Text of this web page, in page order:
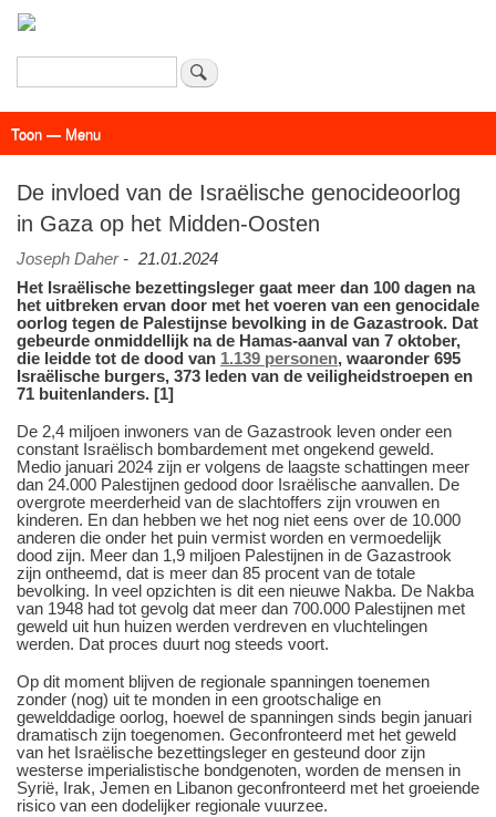
inhoud
Zoeken
Menu
Toon — Menu
De invloed van de Israëlische genocideoorlog
in Gaza op het Midden-Oosten
Joseph Daher- 21.01.2024
Het Israëlische bezettingsleger gaat meer dan 100 dagen na
het uitbreken ervan door met het voeren van een genocidale
oorlog tegen de Palestijnse bevolking in de Gazastrook. Dat
gebeurde onmiddellijk na de Hamas-aanval van 7 oktober,
die leidde tot de dood van 1.139 personen, waaronder 695
Israëlische burgers, 373 leden van de veiligheidstroepen en
71 buitenlanders. [1]
De 2,4 miljoen inwoners van de Gazastrook leven onder een
constant Israëlisch bombardement met ongekend geweld.
Medio januari 2024 zijn er volgens de laagste schattingen meer
dan 24.000 Palestijnen gedood door Israëlische aanvallen. De
overgrote meerderheid van de slachtoffers zijn vrouwen en
kinderen. En dan hebben we het nog niet eens over de 10.000
anderen die onder het puin vermist worden en vermoedelijk
dood zijn. Meer dan 1,9 miljoen Palestijnen in de Gazastrook
zijn ontheemd, dat is meer dan 85 procent van de totale
bevolking. In veel opzichten is dit een nieuwe Nakba. De Nakba
van 1948 had tot gevolg dat meer dan 700.000 Palestijnen met
geweld uit hun huizen werden verdreven en vluchtelingen
werden. Dat proces duurt nog steeds voort.
Op dit moment blijven de regionale spanningen toenemen
zonder (nog) uit te monden in een grootschalige en
gewelddadige oorlog, hoewel de spanningen sinds begin januari
dramatisch zijn toegenomen. Geconfronteerd met het geweld
van het Israëlische bezettingsleger en gesteund door zijn
westerse imperialistische bondgenoten, worden de mensen in
Syrië, Irak, Jemen en Libanon geconfronteerd met het groeiende
risico van een dodelijker regionale vuurzee.